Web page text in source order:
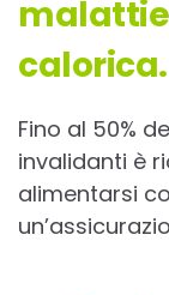
malattie
calorica.
Fino al 50%
invalidanti è
alimentarsi